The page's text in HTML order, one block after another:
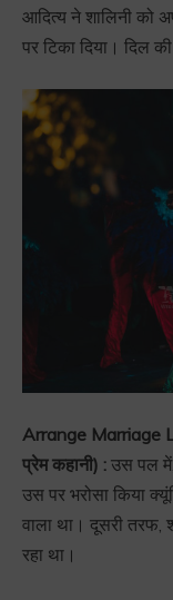
आदित्य ने शालिनी को
पर टिका दिया। दिल
Arrange Marriage
प्रेम कहानी) : उस पल
उस पर भरोसा किया
वाला था। दूसरी तरफ,
रहा था।